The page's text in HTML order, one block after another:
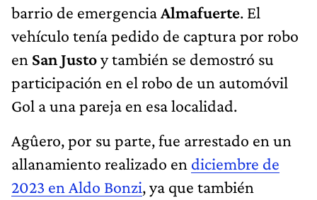
barrio de emergenciaAlmafuerte. El
vehículo tenía pedido de captura por robo
en San Justoy también se demostró su
participación en el robo de un automóvil
Gol a una pareja en esa localidad.
Agûero, por su parte, fue arrestado en un
allanamiento realizado en diciembre de
2023 en Aldo Bonzi, ya que también